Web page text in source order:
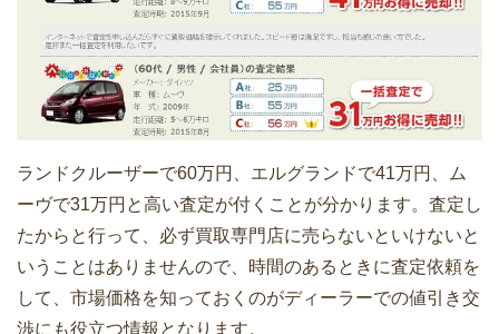
下取り価格を確認
いくら？比較表を作成した
ランドクルーザーで60万円、エルグランドで41万円、ム
ーヴで31万円と高い査定が付くことが分かります。査定し
たからと行って、必ず買取専門店に売らないといけないと
いうことはありませんので、時間のあるときに査定依頼を
して、市場価格を知っておくのがディーラーでの値引き交
渉にも役立つ情報となります。